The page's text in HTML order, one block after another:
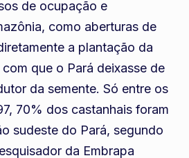
de ocupação e
como aberturas de
a plantação da
que o Pará deixasse de
da semente. Só entre os
70% dos castanhais foram
sudeste do Pará, segundo
da Embrapa